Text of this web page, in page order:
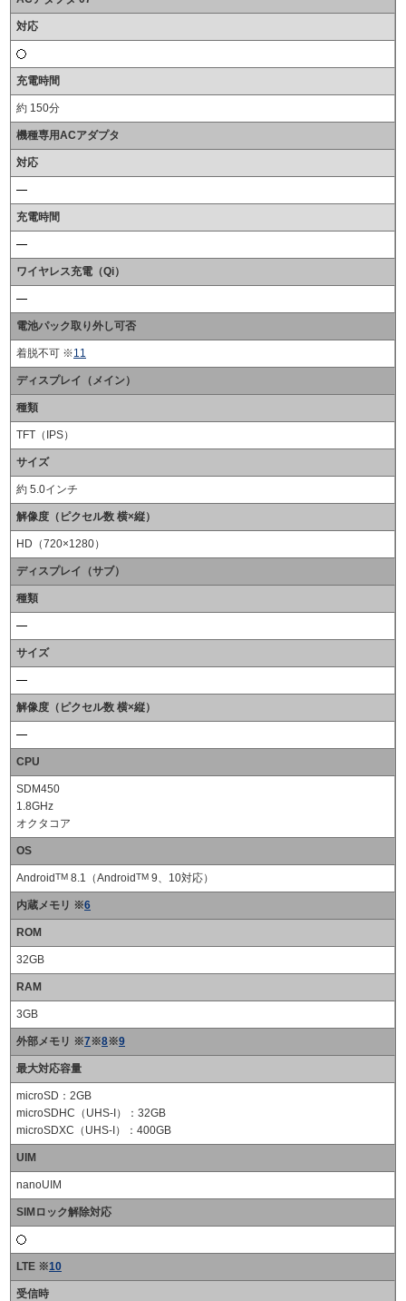
対応
充電時間
約 150分
機種専用ACアダプタ
対応
充電時間
ワイヤレス充電（Qi）
電池パック取り外し可否
着脱不可 ※11
ディスプレイ（メイン）
種類
TFT（IPS）
サイズ
約 5.0インチ
解像度（ピクセル数 横×縦）
HD（720×1280）
ディスプレイ（サブ）
種類
サイズ
解像度（ピクセル数 横×縦）
CPU
SDM450
1.8GHz
オクタコア
OS
AndroidTM 8.1（AndroidTM 9、10対応）
内蔵メモリ ※6
ROM
32GB
RAM
3GB
外部メモリ ※7※8※9
最大対応容量
microSD：2GB
microSDHC（UHS-I）：32GB
microSDXC（UHS-I）：400GB
UIM
nanoUIM
SIMロック解除対応
LTE ※10
受信時